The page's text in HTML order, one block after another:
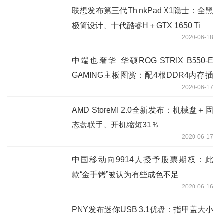
联想发布第三代ThinkPad X1隐士：全黑
极简设计、十代酷睿H＋GTX 1650 Ti
2020-06-18
中端也奢华 华硕ROG STRIX B550-E
GAMING主板图赏：配4根DDR4内存插
2020-06-17
AMD StoreMI 2.0全新发布：机械盘＋固
态盘联手、开机缩短31％
2020-06-17
中国移动向9914人授予股票期权：此
款“金手铐”被认为有些成色不足
2020-06-16
PNY发布迷你USB 3.1优盘：指甲盖大小